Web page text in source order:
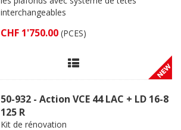
interchangeables
CHF 1'750.00 (PCES)
50-932 - Action VCE 44 LAC + LD 16-8
125 R
Kit de rénovation